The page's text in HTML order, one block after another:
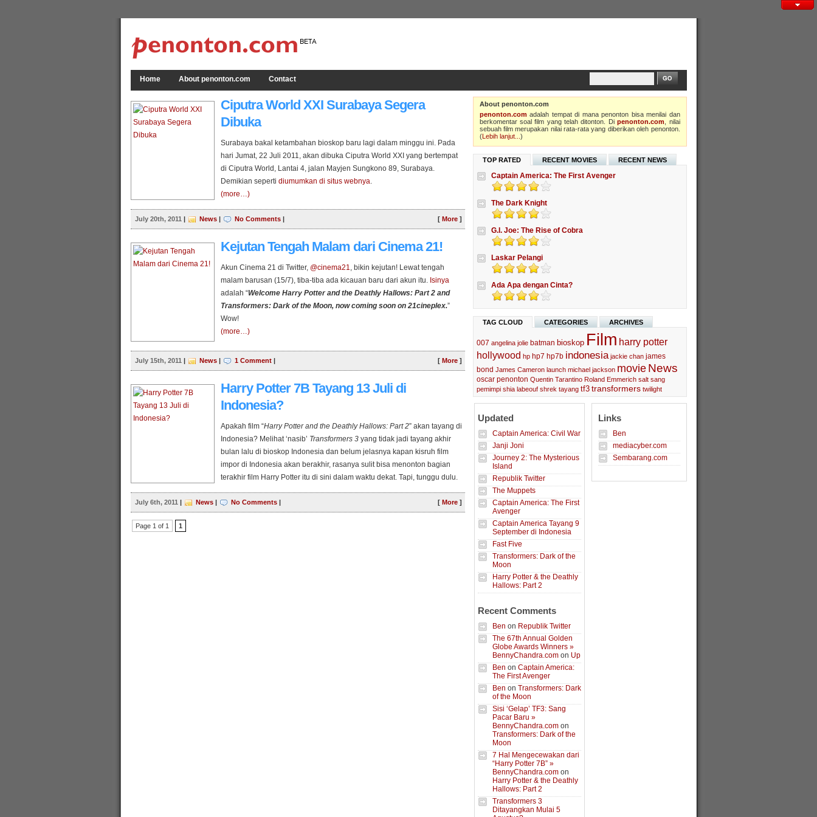
Home About penonton.com Contact
Ciputra World XXI Surabaya Segera
Dibuka
Surabaya bakal ketambahan bioskop baru lagi dalam minggu ini. Pada
hari Jumat, 22 Juli 2011, akan dibuka Ciputra World XXI yang bertempat
di Ciputra World, Lantai 4, jalan Mayjen Sungkono 89, Surabaya.
Demikian seperti diumumkan di situs webnya.
(more…)
[More ]
July 20th, 2011 | News| No Comments |
Kejutan Tengah Malam dari Cinema 21!
Akun Cinema 21 di Twitter, @cinema21, bikin kejutan! Lewat tengah
malam barusan (15/7), tiba-tiba ada kicauan baru dari akun itu. Isinya
adalah “Welcome Harry Potter and the Deathly Hallows: Part 2 and
Transformers: Dark of the Moon, now coming soon on 21cineplex.”
Wow!
(more…)
[More ]
July 15th, 2011 | News| 1 Comment |
Harry Potter 7B Tayang 13 Juli di
Indonesia?
Apakah film “Harry Potter and the Deathly Hallows: Part 2” akan tayang di
Indonesia? Melihat ‘nasib’ Transformers 3yang tidak jadi tayang akhir
bulan lalu di bioskop Indonesia dan belum jelasnya kapan kisruh film
impor di Indonesia akan berakhir, rasanya sulit bisa menonton bagian
terakhir film Harry Potter itu di sini dalam waktu dekat. Tapi, tunggu dulu.
(more…)
[More ]
July 6th, 2011 | News| No Comments |
Page 1 of 1 1
About penonton.com
penonton.comadalah tempat di mana penonton bisa menilai dan
berkomentar soal film yang telah ditonton. Dipenonton.com , nilai
sebuah film merupakan nilai rata-rata yang diberikan oleh penonton.
(Lebih lanjut... )
TOP RATED RECENT MOVIES RECENT NEWS
Captain America: The First Avenger
The Dark Knight
G.I. Joe: The Rise of Cobra
Laskar Pelangi
Ada Apa dengan Cinta?
TAG CLOUD CATEGORIES ARCHIVES
007 angelina jolie batman bioskop Film harry potter
hollywood hp hp7 hp7b indonesia jackie chan james
bond James Cameron launch michael jackson movie News
oscar penonton Quentin Tarantino Roland Emmerich salt sang
pemimpi shia labeouf shrek tayang tf3 transformers twilight
Updated
Captain America: Civil War
Janji Joni
Journey 2: The Mysterious
Island
Republik Twitter
The Muppets
Captain America: The First
Avenger
Captain America Tayang 9
September di Indonesia
Fast Five
Transformers: Dark of the
Moon
Harry Potter & the Deathly
Hallows: Part 2
Recent Comments
Ben on Republik Twitter
The 67th Annual Golden
Globe Awards Winners »
BennyChandra.comon Up
Ben on Captain America:
The First Avenger
Ben on Transformers: Dark
of the Moon
Sisi ‘Gelap’ TF3: Sang
Pacar Baru »
BennyChandra.comon
Transformers: Dark of the
Moon
7 Hal Mengecewakan dari
“Harry Potter 7B” »
BennyChandra.comon
Harry Potter & the Deathly
Hallows: Part 2
Transformers 3
Ditayangkan Mulai 5
Links
Ben
mediacyber.com
Sembarang.com